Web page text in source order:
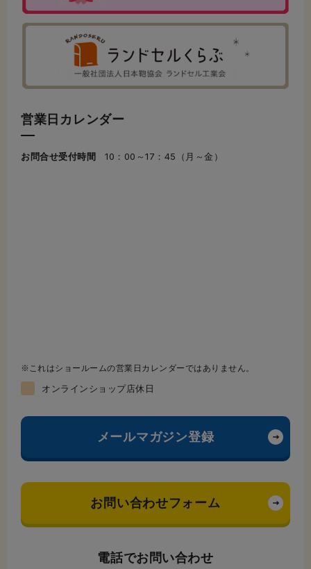
営業日カレンダー
お問合せ受付時間 10：00～17：45（月～金）
これはショールームの営業日カレンダーではありません。
オンラインショップ店休日
メールマガジン登録
お問い合わせフォーム
電話でお問い合わせ